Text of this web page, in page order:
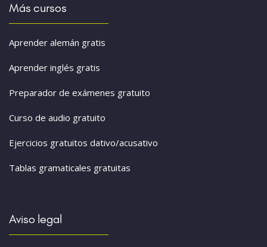
Más cursos
Aprender alemán gratis
Aprender inglés gratis
Preparador de exámenes gratuito
Curso de audio gratuito
Ejercicios gratuitos dativo/acusativo
Tablas gramaticales gratuitas
Aviso legal